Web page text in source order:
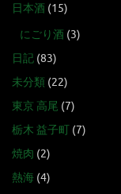
日本酒 (15)
にごり酒 (3)
日記 (83)
未分類 (22)
東京 高尾 (7)
栃木 益子町 (7)
焼肉 (2)
熱海 (4)